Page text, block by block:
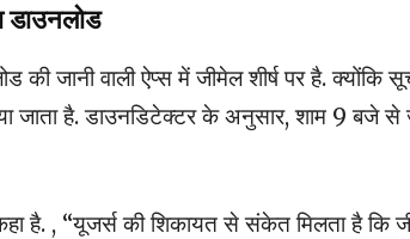
डाउनलोड
की जानी वाली ऐप्स में जीमेल शीर्ष पर है.
जाता है. डाउनडिटेक्टर के अनुसार, शाम 9 बजे से
है. , “यूजर्स की शिकायत से संकेत मिलता है